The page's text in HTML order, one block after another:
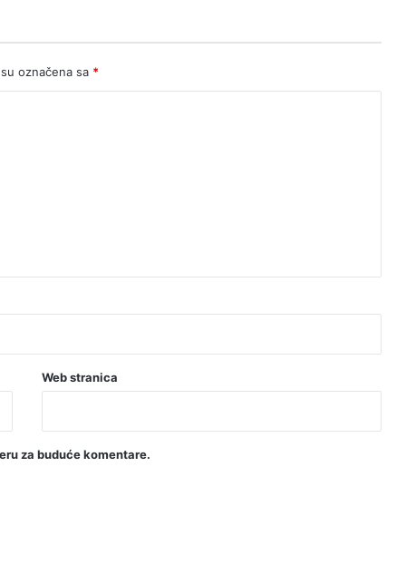
označena sa *
Web stranica
za buduće komentare.